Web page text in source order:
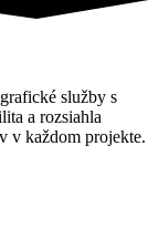
služby s
a rozsiahla
v každom projekte.